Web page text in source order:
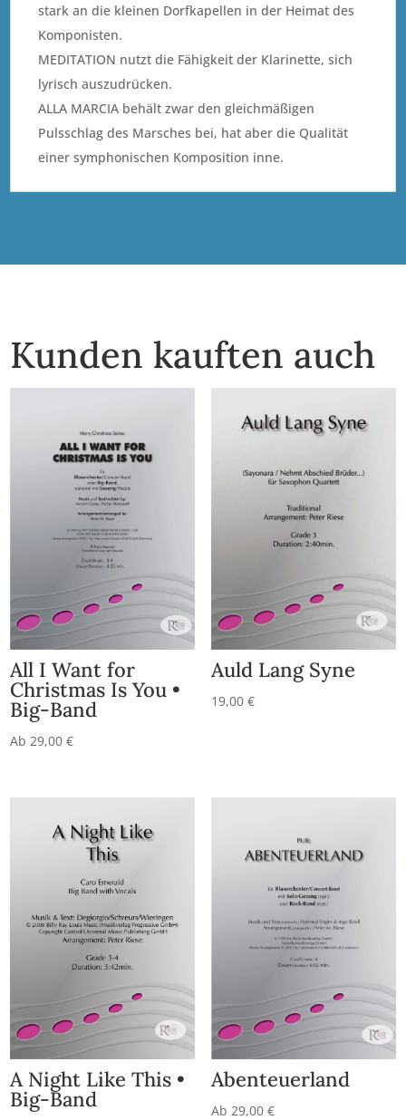
stark an die kleinen Dorfkapellen in der Heimat des
Komponisten.
MEDITATION nutzt die Fähigkeit der Klarinette, sich
lyrisch auszudrücken.
ALLA MARCIA behält zwar den gleichmäßigen
Pulsschlag des Marsches bei, hat aber die Qualität
einer symphonischen Komposition inne.
Kunden kauften auch
All I Want for
Christmas Is You •
Big-Band
Ab 29,00€
Auld Lang Syne
19,00 €
A Night Like This •
Big-Band
Abenteuerland
Ab 29,00 €